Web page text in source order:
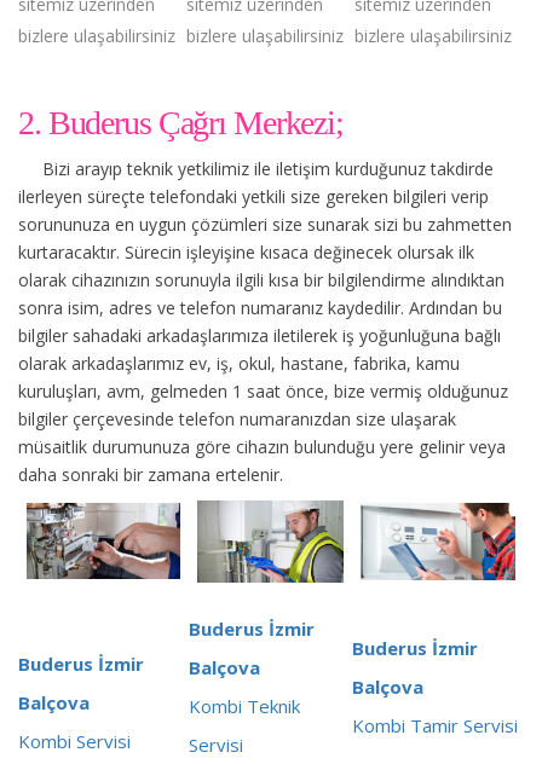
bizlere ulaşabilirsiniz bizlere ulaşabilirsiniz bizlere ulaşabilirsiniz
2. Buderus Çağrı Merkezi;
Bizi arayıp teknik yetkilimiz ile iletişim kurduğunuz takdirde
ilerleyen süreçte telefondaki yetkili size gereken bilgileri verip
sorununuza en uygun çözümleri size sunarak sizi bu zahmetten
kurtaracaktır. Sürecin işleyişine kısaca değinecek olursak ilk
olarak cihazınızın sorunuyla ilgili kısa bir bilgilendirme alındıktan
sonra isim, adres ve telefon numaranız kaydedilir. Ardından bu
bilgiler sahadaki arkadaşlarımıza iletilerek iş yoğunluğuna bağlı
olarak arkadaşlarımız ev, iş, okul, hastane, fabrika, kamu
kuruluşları, avm, gelmeden 1 saat önce, bize vermiş olduğunuz
bilgiler çerçevesinde telefon numaranızdan size ulaşarak
müsaitlik durumunuza göre cihazın bulunduğu yere gelinir veya
daha sonraki bir zamana ertelenir.
Buderus İzmir
Balçova
Kombi Servisi
Buderus İzmir
Balçova
Kombi Teknik
Servisi
Buderus İzmir
Balçova
Kombi Tamir Servisi